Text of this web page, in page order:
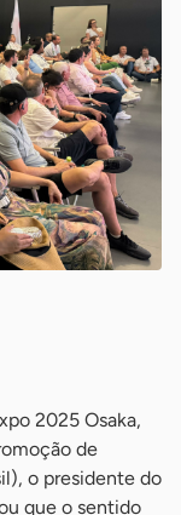
2025 Osaka,
de
o presidente do
que o sentido